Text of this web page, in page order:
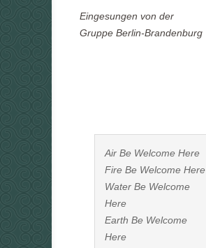
Eingesungen von der
Gruppe Berlin-Brandenburg
Air Be Welcome Here
Fire Be Welcome Here
Water Be Welcome
Here
Earth Be Welcome
Here